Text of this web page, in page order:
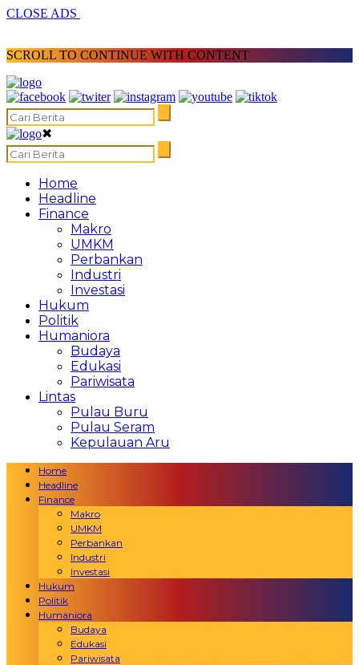
CLOSE ADS
SCROLL TO CONTINUE WITH CONTENT
✖
Home
Headline
Finance
Makro
UMKM
Perbankan
Industri
Investasi
Hukum
Politik
Humaniora
Budaya
Edukasi
Pariwisata
Lintas
Pulau Buru
Pulau Seram
Kepulauan Aru
Home
Headline
Finance
Makro
UMKM
Perbankan
Industri
Investasi
Hukum
Politik
Humaniora
Budaya
Edukasi
Pariwisata